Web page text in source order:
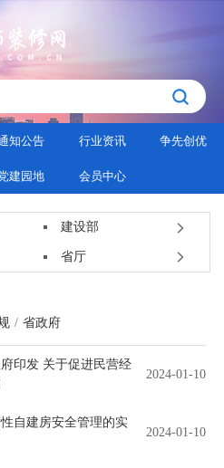
知公告 行业资讯 争先创优
建园地 会员中心
建设部
省厅
省政府
印发 关于促进民营经
2024-01-10
自建房安全管理的实
2024-01-10